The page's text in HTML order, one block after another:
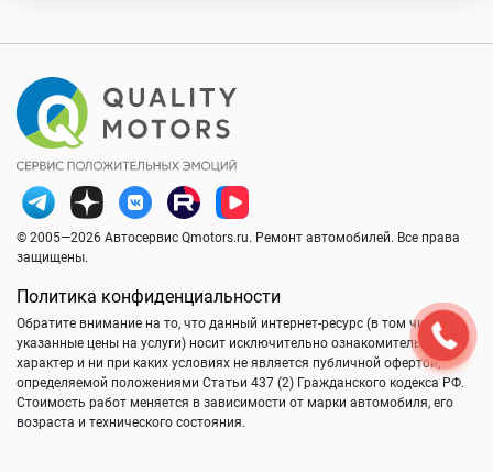
© 2005—2026 Автосервис Qmotors.ru. Ремонт автомобилей. Все права
защищены.
Политика конфиденциальности
Обратите внимание на то, что данный интернет-ресурс (в том числе
указанные цены на услуги) носит исключительно ознакомительный
характер и ни при каких условиях не является публичной офертой,
определяемой положениями Статьи 437 (2) Гражданского кодекса РФ.
Стоимость работ меняется в зависимости от марки автомобиля, его
возраста и технического состояния.